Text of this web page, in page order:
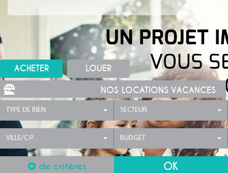
ACHETER LOUER
NOS LOCATIONS VACANCES
TYPE DE BIEN SECTEUR
VILLE/C.P. BUDGET
de critères